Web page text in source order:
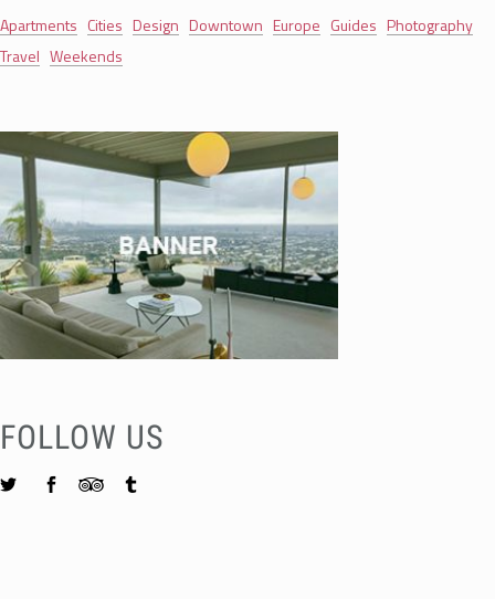
Apartments Cities Design Downtown Europe Guides Photography
Travel Weekends
FOLLOW US